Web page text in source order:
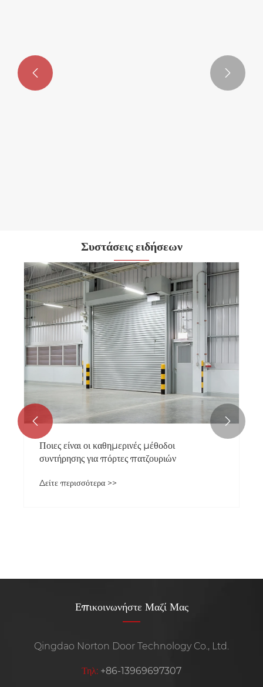
 
Συστάσεις ειδήσεων
Ποιες είναι οι καθημερινές μέθοδοι
συντήρησης για πόρτες πατζουριών
Δείτε περισσότερα >>
 
Επικοινωνήστε Μαζί Μας
Qingdao Norton Door Technology Co., Ltd.
Τηλ: +86-13969697307